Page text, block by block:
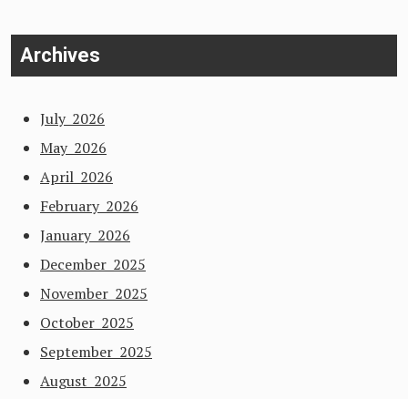
Archives
July 2026
May 2026
April 2026
February 2026
January 2026
December 2025
November 2025
October 2025
September 2025
August 2025